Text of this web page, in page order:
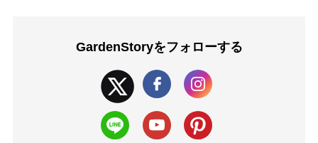
GardenStoryをフォローする